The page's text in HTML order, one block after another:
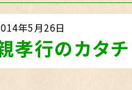
年5月26日
孝行のカタチ